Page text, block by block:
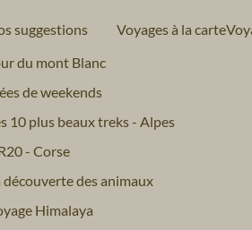
suggestions
du mont Blanc
de weekends
10 plus beaux treks - Alpes
- Corse
découverte des animaux
Himalaya
Voyages à la carte